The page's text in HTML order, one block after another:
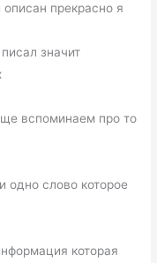
прекрасно я
значит
вспоминаем про то
одно слово которое
которая